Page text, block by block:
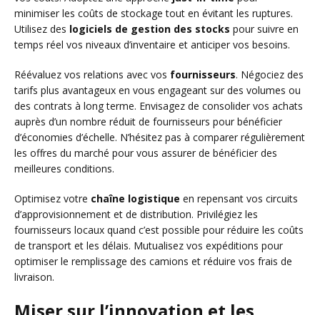
minimiser les coûts de stockage tout en évitant les ruptures.
Utilisez des logiciels de gestion des stocks pour suivre en
temps réel vos niveaux d’inventaire et anticiper vos besoins.
Réévaluez vos relations avec vos fournisseurs. Négociez des
tarifs plus avantageux en vous engageant sur des volumes ou
des contrats à long terme. Envisagez de consolider vos achats
auprès d’un nombre réduit de fournisseurs pour bénéficier
d’économies d’échelle. N’hésitez pas à comparer régulièrement
les offres du marché pour vous assurer de bénéficier des
meilleures conditions.
Optimisez votre chaîne logistique en repensant vos circuits
d’approvisionnement et de distribution. Privilégiez les
fournisseurs locaux quand c’est possible pour réduire les coûts
de transport et les délais. Mutualisez vos expéditions pour
optimiser le remplissage des camions et réduire vos frais de
livraison.
Miser sur l’innovation et les